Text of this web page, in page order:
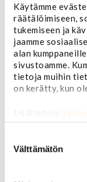
Käytämme
räätälöimiseen,
tukemiseen ja
jaamme
alan
sivustoamme.
tietoja muihin
on kerätty, kun
Lisätietoja:
valinta
Välttämätön